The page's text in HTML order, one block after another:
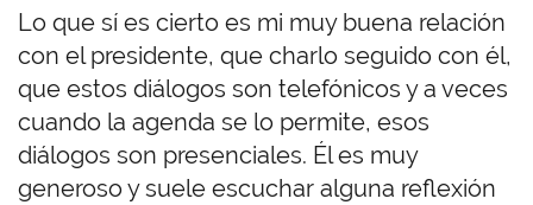
Lo que sí es cierto es mi muy buena relación
con el presidente, que charlo seguido con él,
que estos diálogos son telefónicos y a veces
cuando la agenda se lo permite, esos
diálogos son presenciales. Él es muy
generoso y suele escuchar alguna reflexión